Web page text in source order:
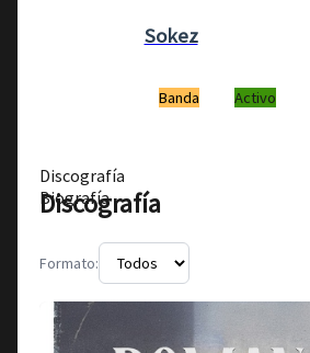
Sokez
Banda Activo
Discografía
Biografía
Discografía
Formato: